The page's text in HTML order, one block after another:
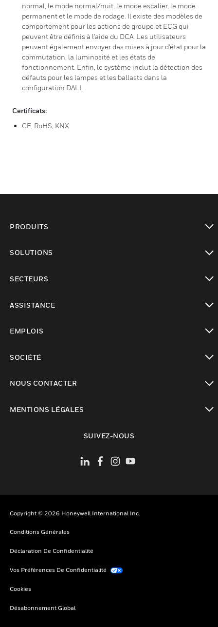
normal, le mode normal/nuit, le mode escalier, le mode
permanent et le mode de rodage. Il existe des modèles de
comportement pour les actions de groupe et ECG qui
peuvent être définis à l'aide du DCA. Les utilisateurs
peuvent également envoyer des mises à jour d'état pour la
commutation, la luminosité et les états de
fonctionnement. Enfin, le système inclut la détection des
défauts pour les lampes et les ballasts dans la
configuration DALI.
Certificats:
CE, RoHS, KNX
PRODUITS
SOLUTIONS
SECTEURS
ASSISTANCE
EMPLOIS
SOCIÉTÉ
NOUS CONTACTER
MENTIONS LÉGALES
SUIVEZ-NOUS
Copyright © 2026 Honeywell International Inc.
Conditions Générales
Déclaration De Confidentialité
Vos Préférences De Confidentialité
Cookies
Désabonnement Global